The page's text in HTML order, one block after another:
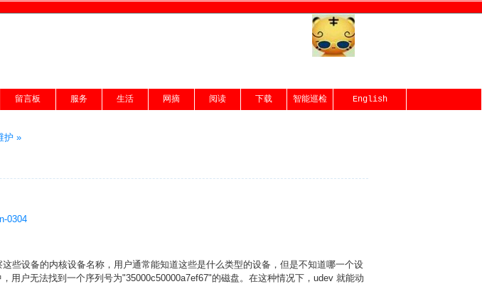
留言板 服务 生活 网摘 阅读 下载 智能巡检 English
护 »
0304
些设备的内核设备名称，用户通常能知道这些是什么类型的设备，但是不知道哪一个设
，用户无法找到一个序列号为"35000c50000a7ef67"的磁盘。在这种情况下，udev 就能动